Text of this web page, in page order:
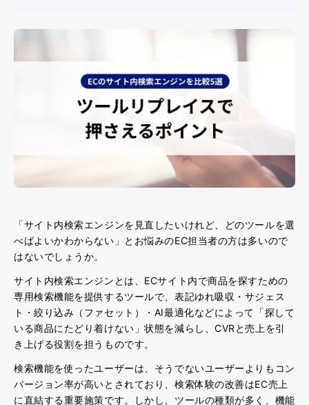
「サイト内検索エンジンを見直したいけれど、どのツールを選
べばよいかわからない」とお悩みのEC担当者の方は多いので
はないでしょうか。
サイト内検索エンジンとは、ECサイト内で商品を探すための
専用検索機能を提供するツールで、表記ゆれ吸収・サジェス
ト・絞り込み（ファセット）・AI最適化などによって「探して
いる商品にたどり着けない」状態を減らし、CVRと売上を引
き上げる役割を担うものです。
検索機能を使ったユーザーは、そうでないユーザーよりもコン
バージョン率が高いとされており、検索体験の改善はEC売上
に直結する重要施策です。しかし、ツールの種類が多く、機能